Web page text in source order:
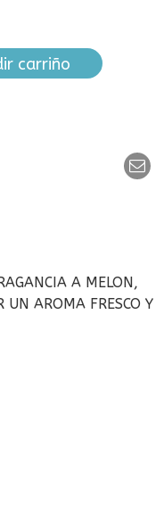
carriño
A MELON,
UN AROMA FRESCO Y